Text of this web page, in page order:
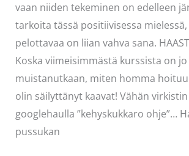
vaan niiden tekeminen on edelleen
tarkoita tässä positiivisessa
pelottavaa on liian vahva sana.
Koska viimeisimmästä kurssista on
muistanutkaan, miten homma
olin säilyttänyt kaavat! Vähän
googlehaulla ”kehyskukkaro ohje”…
pussukan